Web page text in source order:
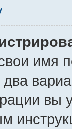
имя
вы